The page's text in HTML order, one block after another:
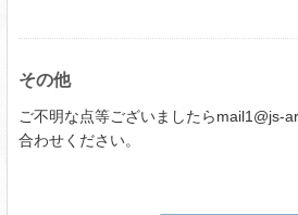
その他
ご不明な点等ございましたら
合わせください。